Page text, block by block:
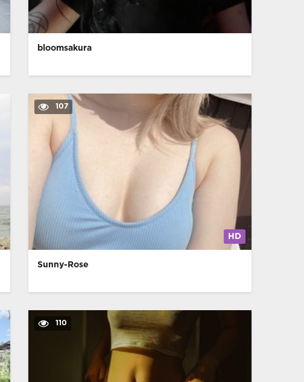
bloomsakura
107
HD
Sunny-Rose
110